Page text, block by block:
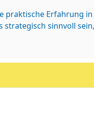
Erfahrung
sinnvoll